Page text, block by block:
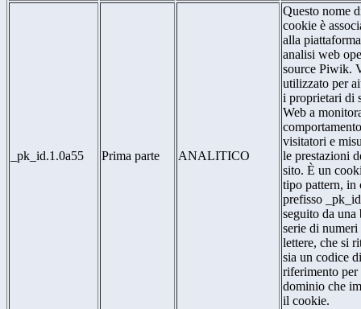
_pk_id.1.0a55 Prima parte ANALITICO
Questo nome
cookie è
alla
analisi web
source Piwik.
utilizzato per
i proprietari di
Web a
visitatori e
le prestazioni
sito. È un
tipo pattern, in
prefisso
seguito da una
serie di numeri
lettere, che si
sia un codice di
riferimento
dominio che
il cookie.